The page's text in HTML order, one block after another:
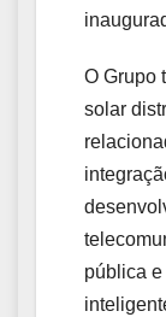
O Grupo
solar
pública